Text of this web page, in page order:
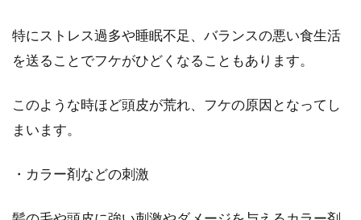
特にストレス過多や睡眠不足、バランスの悪い食生活
を送ることでフケがひどくなることもあります。
このような時ほど頭皮が荒れ、フケの原因となってし
まいます。
・カラー剤などの刺激